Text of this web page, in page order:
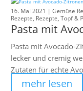
16. Mai 2021 |Gemüse
Rezepte, Rezepte, Topf &
Pasta mit
Pasta mit Avocado-
lecker und cremig
Zutaten für echte
mehr lesen